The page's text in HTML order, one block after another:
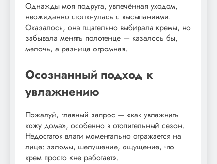
Однажды моя подруга, увлечённая уходом,
неожиданно столкнулась с высыпаниями.
Оказалось, она тщательно выбирала кремы, но
забывала менять полотенце — казалось бы,
мелочь, а разница огромная.
Осознанный подход к
увлажнению
Пожалуй, главный запрос — «как увлажнить
кожу дома», особенно в отопительный сезон.
Недостаток влаги моментально отражается на
лице: заломы, шелушение, ощущение, что
крем просто «не работает».